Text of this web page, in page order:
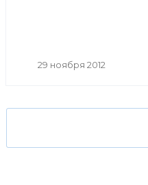
29 ноября 2012